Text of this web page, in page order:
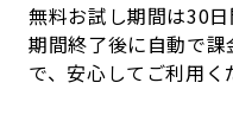
無料お試し期間は30日
期間終了後に自動で
で、安心してご利用く